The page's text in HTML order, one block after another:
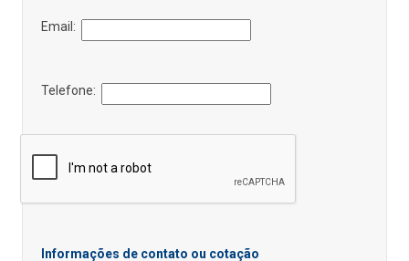
Email:
Telefone:
Informações de contato ou cotação